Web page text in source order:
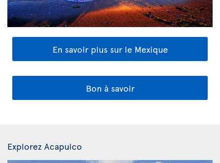
En savoir plus sur le Mexique
Bon à savoir
Explorez Acapulco